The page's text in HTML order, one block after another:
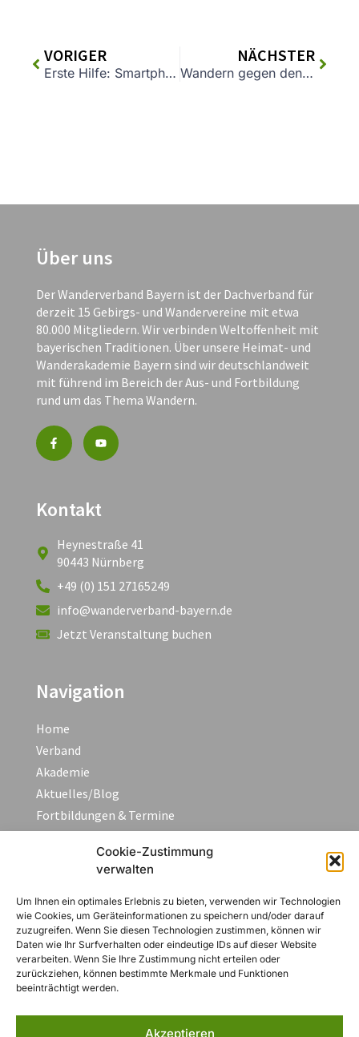
Cookie-Zustimmung
verwalten
Um Ihnen ein optimales Erlebnis zu bieten, verwenden wir Technologien
wie Cookies, um Geräteinformationen zu speichern und/oder darauf
zuzugreifen. Wenn Sie diesen Technologien zustimmen, können wir
Daten wie Ihr Surfverhalten oder eindeutige IDs auf dieser Website
verarbeiten. Wenn Sie Ihre Zustimmung nicht erteilen oder
zurückziehen, können bestimmte Merkmale und Funktionen
beeinträchtigt werden.
Akzeptieren
VORIGER
Erste Hilfe: Smartphone-Apps für den Notfall
NÄCHSTER
Wandern gegen den Winterblues
Über uns
Der Wanderverband Bayern ist der Dachverband für
derzeit 15 Gebirgs- und Wandervereine mit etwa
80.000 Mitgliedern. Wir verbinden Weltoffenheit mit
bayerischen Traditionen. Über unsere Heimat- und
Wanderakademie Bayern sind wir deutschlandweit
mit führend im Bereich der Aus- und Fortbildung
rund um das Thema Wandern.
Kontakt
Heynestraße 41
90443 Nürnberg
+49 (0) 151 27165249
info@wanderverband-bayern.de
Jetzt Veranstaltung buchen
Navigation
Home
Verband
Akademie
Aktuelles/Blog
Fortbildungen & Termine
Rechtliches
Impressum
Datenschutzerklärung
AGB
Widerruf